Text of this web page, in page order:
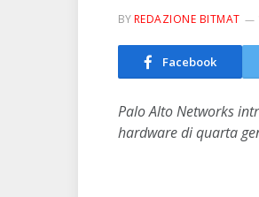
BYREDAZIONE BITMAT
Facebook
Palo Alto Networks
hardware di quarta